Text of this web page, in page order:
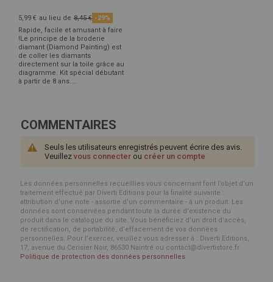
5,99 € au lieu de 8,45 € -29%
Rapide, facile et amusant à faire
!Le principe de la broderie
diamant (Diamond Painting) est
de coller les diamants
directement sur la toile grâce au
diagramme. Kit spécial débutant
à partir de 8 ans....
COMMENTAIRES
Seuls les utilisateurs enregistrés peuvent écrire des avis.
Veuillez vous connecter ou créer un compte
Les données personnelles recueillies vous concernant font l’objet d’un
traitement effectué par Diverti Editions pour la finalité suivante :
attribution d'une note - assortie d'un commentaire - à un produit. Les
données sont conservées pendant toute la durée d'existence du
produit dans le catalogue du site. Vous bénéficiez d’un droit d’accès,
de rectification, de portabilité, d’effacement de vos données
personnelles. Pour l’exercer, veuillez vous adresser à : Diverti Editions,
17, avenue du Cerisier Noir, 86530 Naintré ou contact@divertistore.fr.
Politique de protection des données personnelles